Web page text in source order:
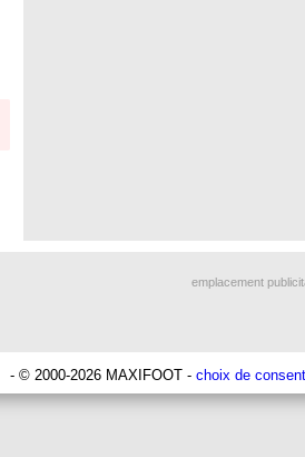
emplacement
- © 2000-2026 MAXIFOOT - choix de